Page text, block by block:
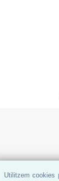
Utilitzem cookies